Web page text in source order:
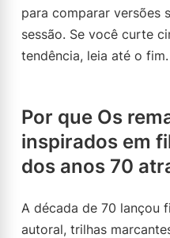
para comparar versões
sessão. Se você curte
tendência, leia até o fim.
Por que Os
inspirados em
dos anos 70
A década de 70 lançou
autoral, trilhas